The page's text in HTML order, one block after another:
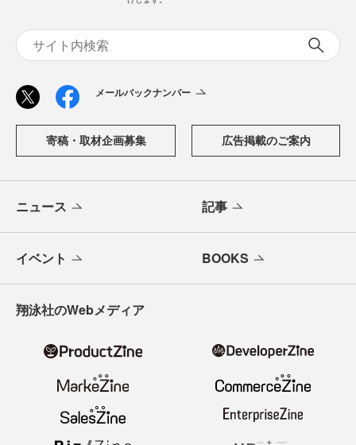
メールバックナンバー
寄稿・取材企画募集 広告掲載のご案内
ニュース 記事
イベント BOOKS
翔泳社のWebメディア